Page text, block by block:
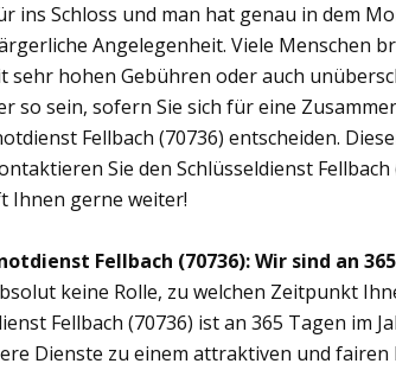
ins Schloss und man hat genau in dem
Angelegenheit. Viele Menschen
sehr hohen Gebühren oder auch
so sein, sofern Sie sich für eine
Fellbach (70736) entscheiden.
Sie den Schlüsseldienst
Ihnen gerne weiter!
Fellbach (70736): Wir sind an
keine Rolle, zu welchen Zeitpunkt
Fellbach (70736) ist an 365 Tagen im
Dienste zu einem attraktiven und